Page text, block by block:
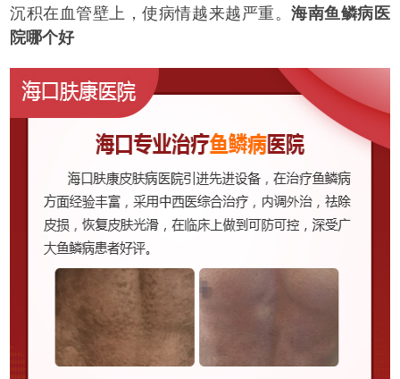
沉积在血管壁上，使病情越来越严重。海南鱼鳞病医
院哪个好